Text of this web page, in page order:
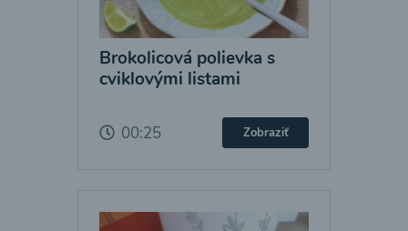
Brokolicová polievka s
cviklovými listami
00:25 Zobraziť